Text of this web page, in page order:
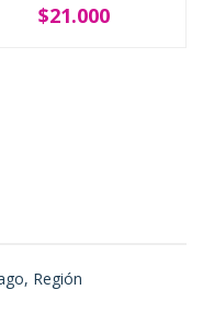
$21.000
Región